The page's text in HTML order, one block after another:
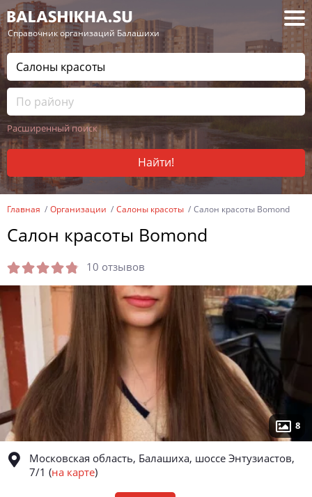
— Справочник организаций Балашихи
Расширенный поиск
Найти!
Главная Организации Салоны красоты Салон красоты Bomond
Салон красоты Bomond
10 отзывов
8
Московская область, Балашиха, шоссе Энтузиастов,
7/1 (на карте)